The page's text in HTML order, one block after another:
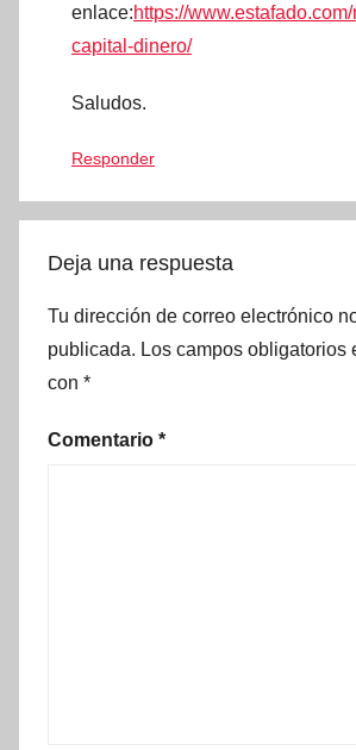
enlace:https://
capital-dinero/
Saludos.
Responder
Deja una respuesta
Tu dirección de correo electrónico
publicada. Los campos obligatorios
con *
Comentario *